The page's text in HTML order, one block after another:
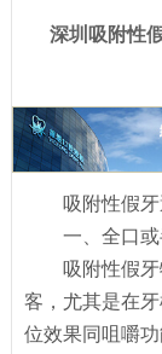
深圳吸附性
吸附性假
一、全口
吸附性假
客，尤其是在
位效果同咀嚼